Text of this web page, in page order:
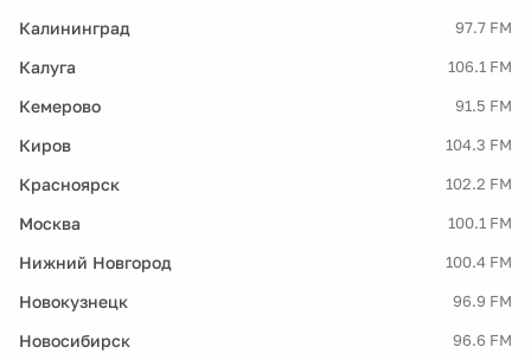
Калининград 97.7 FM
Калуга 106.1 FM
Кемерово 91.5 FM
Киров 104.3 FM
Красноярск 102.2 FM
Москва 100.1 FM
Нижний Новгород 100.4 FM
Новокузнецк 96.9 FM
Новосибирск 96.6 FM